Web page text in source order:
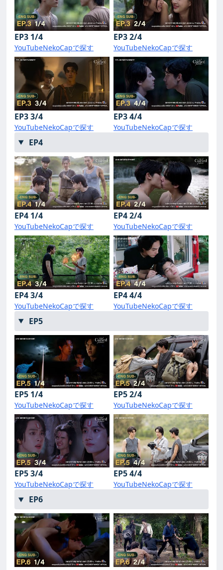
EP3 1/4
YouTubeNekoCapで探す
EP3 2/4
YouTubeNekoCapで探す
EP3 3/4
YouTubeNekoCapで探す
EP3 4/4
YouTubeNekoCapで探す
EP4
EP4 1/4
YouTubeNekoCapで探す
EP4 2/4
YouTubeNekoCapで探す
EP4 3/4
YouTubeNekoCapで探す
EP4 4/4
YouTubeNekoCapで探す
EP5
EP5 1/4
YouTubeNekoCapで探す
EP5 2/4
YouTubeNekoCapで探す
EP5 3/4
YouTubeNekoCapで探す
EP5 4/4
YouTubeNekoCapで探す
EP6